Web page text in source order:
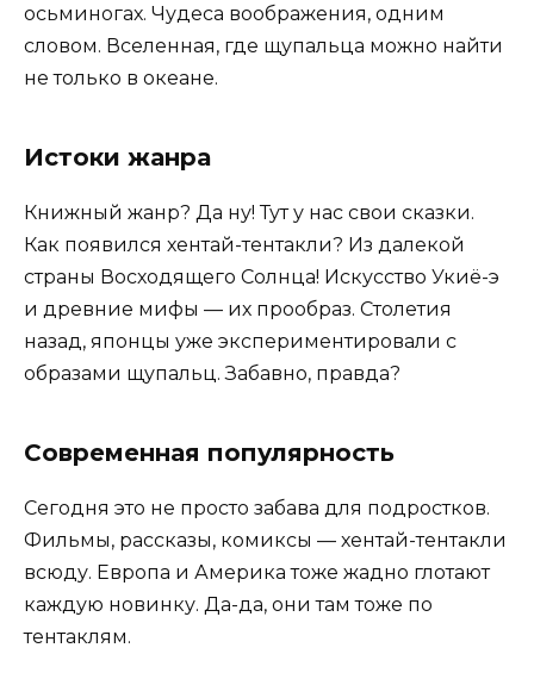
осьминогах. Чудеса воображения, одним
словом. Вселенная, где щупальца можно найти
не только в океане.
Истоки жанра
Книжный жанр? Да ну! Тут у нас свои сказки.
Как появился хентай-тентакли? Из далекой
страны Восходящего Солнца! Искусство Укиё-э
и древние мифы — их прообраз. Столетия
назад, японцы уже экспериментировали с
образами щупальц. Забавно, правда?
Современная популярность
Сегодня это не просто забава для подростков.
Фильмы, рассказы, комиксы — хентай-тентакли
всюду. Европа и Америка тоже жадно глотают
каждую новинку. Да-да, они там тоже по
тентаклям.